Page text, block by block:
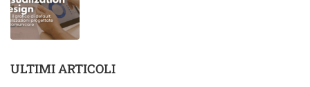
ULTIMI ARTICOLI